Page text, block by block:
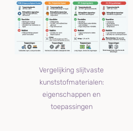
Vergelijking slijtvaste
kunststofmaterialen:
eigenschappen en
toepassingen